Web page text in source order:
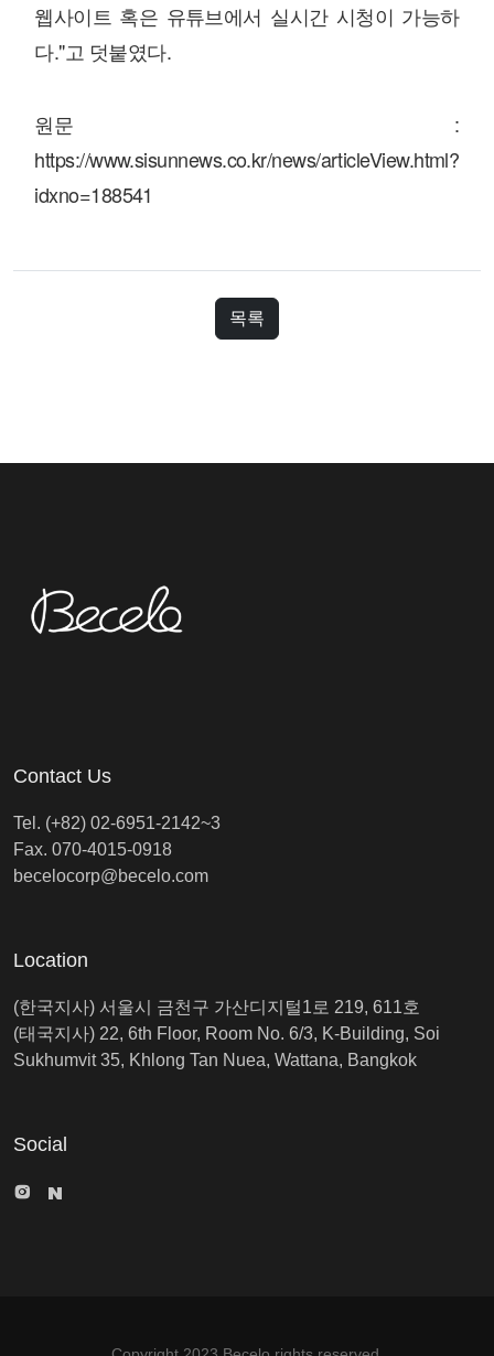
웹사이트 혹은 유튜브에서 실시간 시청이 가능하
다."고 덧붙였다.
원문 :
https://www.sisunnews.co.kr/news/articleView.html?
idxno=188541
목록
Contact Us
Tel. (+82) 02-6951-2142~3
Fax. 070-4015-0918
becelocorp@becelo.com
Location
(한국지사) 서울시 금천구 가산디지털1로 219, 611호
(태국지사) 22, 6th Floor, Room No. 6/3, K-Building, Soi
Sukhumvit 35, Khlong Tan Nuea, Wattana, Bangkok
Social